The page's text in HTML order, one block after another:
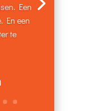
Een
En een
te